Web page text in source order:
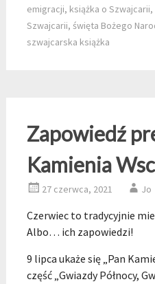
emigracji, książka o Szwajcarii,
Szwajcarii, święta Bożego
szwajcarska książka
Zapowiedź
Kamienia
27 czerwca, 2021 Jo
Czerwiec to tradycyjnie
Albo… ich zapowiedzi!
9 lipca ukaże się „Pan
część „Gwiazdy Północy,